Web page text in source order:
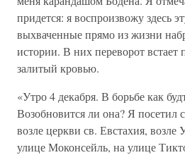
придется: я воспроизвожу здесь
выхваченные прямо из жизни
истории. В них переворот встает
залитый кровью.
«Утро 4 декабря. В борьбе как
Возобновится ли она? Я посетил
возле церкви св. Евстахия, возле
улице Моконсейль, на улице